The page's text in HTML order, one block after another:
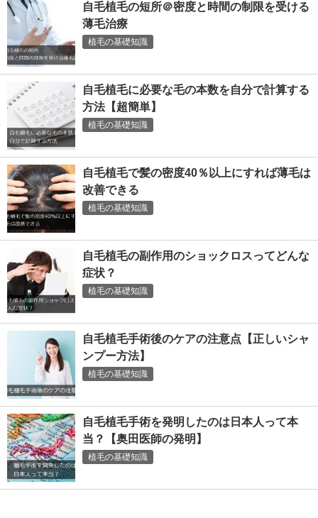
自毛植毛の短所＠密度と時間の制限を受ける
薄毛治療
植毛の基礎知識
自毛植毛に必要な毛の本数を自分で計算する
方法【超簡単】
植毛の基礎知識
自毛植毛で髪の密度40％以上にすれば薄毛は
改善できる
植毛の基礎知識
自毛植毛の副作用のショックロスってどんな
症状？
植毛の基礎知識
自毛植毛手術後のケアの注意点【正しいシャ
ンプー方法】
植毛の基礎知識
自毛植毛手術を発明したのは日本人って本
当？【奥田医師の発明】
植毛の基礎知識